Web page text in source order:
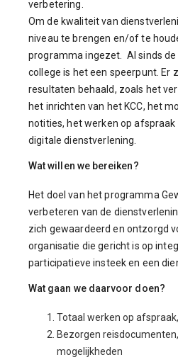
verbetering.
Om de kwaliteit van
niveau te brengen en/of te
programma ingezet. Al sinds
college is het een speerpunt. Er
resultaten behaald, zoals het
het inrichten van het KCC, het
notities, het werken op afspraak
digitale dienstverlening.
Wat willen we bereiken?
Het doel van het programma
verbeteren van de
zich gewaardeerd en ontzorgd
organisatie die gericht is op
participatieve insteek en een
Wat gaan we daarvoor doen?
Totaal werken op
Bezorgen
mogelijkheden